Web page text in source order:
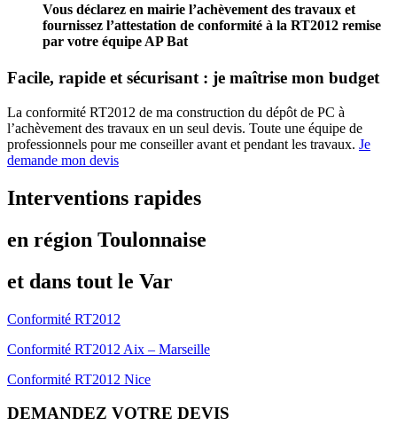
Vous déclarez en mairie l’achèvement des travaux et
fournissez l’attestation de conformité à la RT2012 remise
par votre équipe AP Bat
Facile, rapide et sécurisant : je maîtrise mon budget
La conformité RT2012 de ma construction du dépôt de PC à
l’achèvement des travaux en un seul devis. Toute une équipe de
professionnels pour me conseiller avant et pendant les travaux. Je
demande mon devis
Interventions rapides
en région Toulonnaise
et dans tout le Var
Conformité RT2012
Conformité RT2012 Aix – Marseille
Conformité RT2012 Nice
DEMANDEZ VOTRE DEVIS